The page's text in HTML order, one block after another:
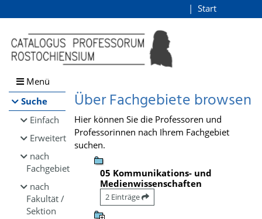
Browsen
direkt zum Inhalt
Start
Menü
Suche
Einfach
Erweitert
nach
Fachgebiet
nach
Fakultät /
Sektion
Über Fachgebiete browsen
Hier können Sie die Professoren und
Professorinnen nach Ihrem Fachgebiet
suchen.
05 Kommunikations- und
Medienwissenschaften
2 Einträge